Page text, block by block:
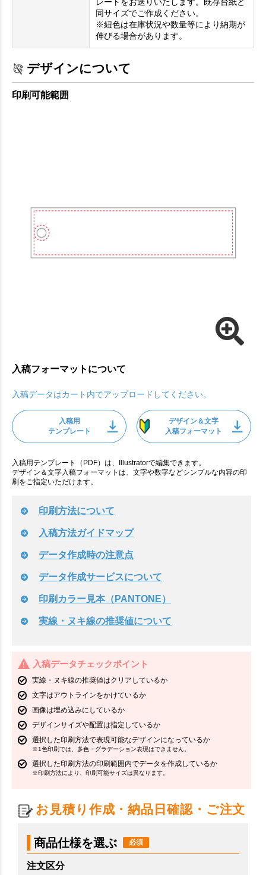
同サイズでご作成ください。
※紐色は在庫状況や数量等により納期が
伸びる場合があります。
デザインについて
印刷可能範囲
入稿フォーマットについて
入稿データはカート内でアップロードしてください。
入稿用
テンプレート
デザイン＆文字
入稿フォーマット
入稿用テンプレート（PDF）は、Illustratorで編集できます。
デザイン＆文字入稿フォーマットは、文字や数字などシンプルな内容の印
刷をご指定いただけます。
印刷方法について
入稿方法ガイドマップ
データ作成時の注意点
データ作成サービスについて
印刷カラー見本（PANTONE）
実線・ヌキ線の推奨値について
入稿データチェックポイント
実線・ヌキ線の推奨値はクリアしているか
文字はアウトラインをかけているか
画像は埋め込みにしているか
デザインサイズや配置は指定しているか
選択した印刷方法で表現可能なデザインになっているか
※1色印刷では、多色・グラデーション表現はできません。
選択した印刷方法の印刷範囲内でデータを作成しているか
※印刷方法により、印刷可能サイズは異なります。
お見積り作成・納品日確認・ご注文
商品仕様を選ぶ
注文区分